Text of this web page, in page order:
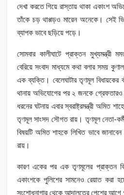
দেখা করতে গিয়ে রাস্তায় থাকা একাংশ
তাঁকে চড় থাপ্পড়ও মারেন অনেকে। সেই
ব্যাপক ভাবে ছড়িয়ে পড়ে।
সোমবার কালীঘাটে প্রাক্তন মুখ্যমন্ত্রী
বেরিয়ে সংবাদ মাধ্যমে কথা বলার সময়
এক ব্যক্তি। বেলেঘাটার তৃণমূল বিধায়কের
থানায় অভিযোগের পর ২ জনকে
ধরনের ঘটনায় এবার স্বরাষ্ট্রমন্ত্রী অমিত
তৃণমূল সাংসদ সৌগত রায়। তৃণমূল নেতা-
বিষয়টি অমিত শাহকে লিখিত ভাবে
রায়।
কারণ একের পর এক তৃণমূলের প্রাক্তন
একাংশকে পুলিশের সামনেও রেয়াত করা
সংশোধনাগার থেকে আদালতের পেশের